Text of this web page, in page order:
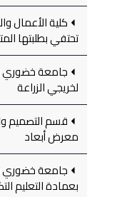
كلية الأعمال
تحتفي بطلبتها
جامعة خضوري
لخريجي الزراعة
قسم التصميم
معرض أبعاد
جامعة خضوري
بعمادة التعليم